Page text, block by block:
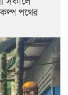
পথের